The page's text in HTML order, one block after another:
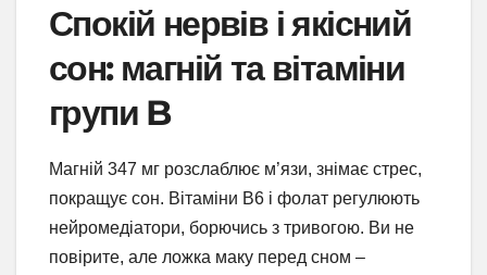
Спокій нервів і якісний
сон: магній та вітаміни
групи B
Магній 347 мг розслаблює м’язи, знімає стрес,
покращує сон. Вітаміни B6 і фолат регулюють
нейромедіатори, борючись з тривогою. Ви не
повірите, але ложка маку перед сном –